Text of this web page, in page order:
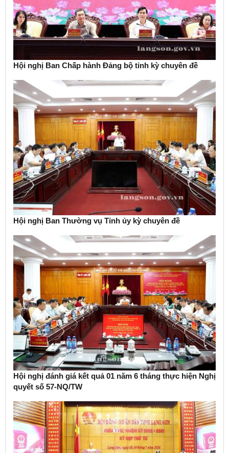
Hội nghị Ban Chấp hành Đảng bộ tỉnh kỳ chuyên đề
Hội nghị Ban Thường vụ Tỉnh ủy kỳ chuyên đề
Hội nghị đánh giá kết quả 01 năm 6 tháng thực hiện Nghị
quyết số 57-NQ/TW